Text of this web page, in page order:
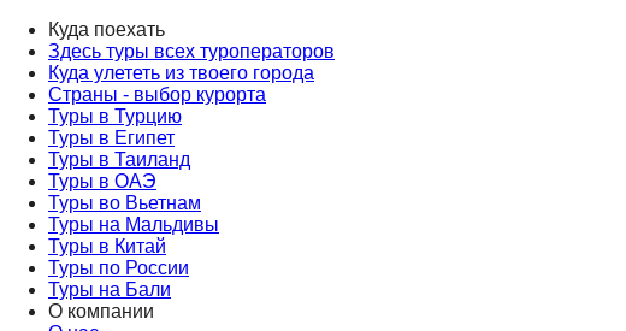
Куда поехать
Здесь туры всех туроператоров
Куда улететь из твоего города
Страны - выбор курорта
Туры в Турцию
Туры в Египет
Туры в Таиланд
Туры в ОАЭ
Туры во Вьетнам
Туры на Мальдивы
Туры в Китай
Туры по России
Туры на Бали
О компании